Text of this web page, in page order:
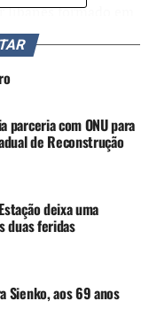
formado em
com o país
de Israel foi
clima esquentou na
de Israel na região
mais de 500
liderança
Sherif Abu el-
antes de
jamais deixaria de
parceria com ONU para
de Reconstrução
deixa uma
duas feridas
Sienko, aos 69 anos